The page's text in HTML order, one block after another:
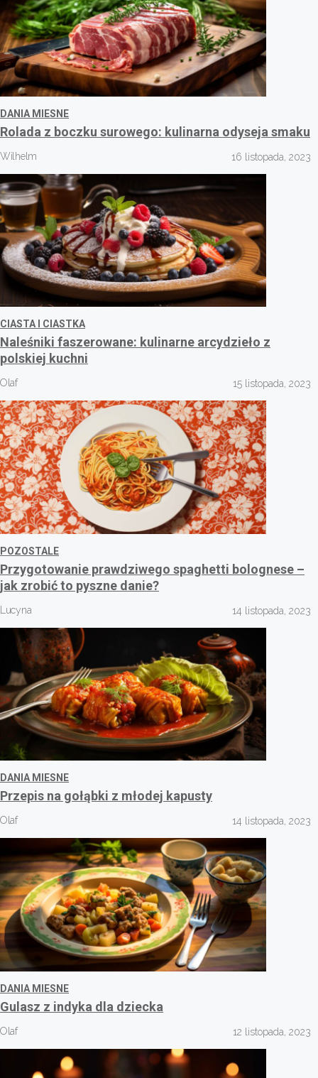
DANIA MIESNE
Rolada z boczku surowego: kulinarna odyseja smaku
Wilhelm 16 listopada, 2023
CIASTA I CIASTKA
Naleśniki faszerowane: kulinarne arcydzieło z
polskiej kuchni
Olaf 15 listopada, 2023
POZOSTALE
Przygotowanie prawdziwego spaghetti bolognese –
jak zrobić to pyszne danie?
Lucyna 14 listopada, 2023
DANIA MIESNE
Przepis na gołąbki z młodej kapusty
Olaf 14 listopada, 2023
DANIA MIESNE
Gulasz z indyka dla dziecka
Olaf 12 listopada, 2023